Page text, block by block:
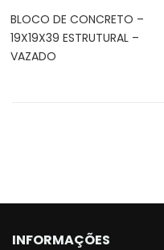
BLOCO DE CONCRETO –
19X19X39 ESTRUTURAL –
VAZADO
INFORMAÇÕES